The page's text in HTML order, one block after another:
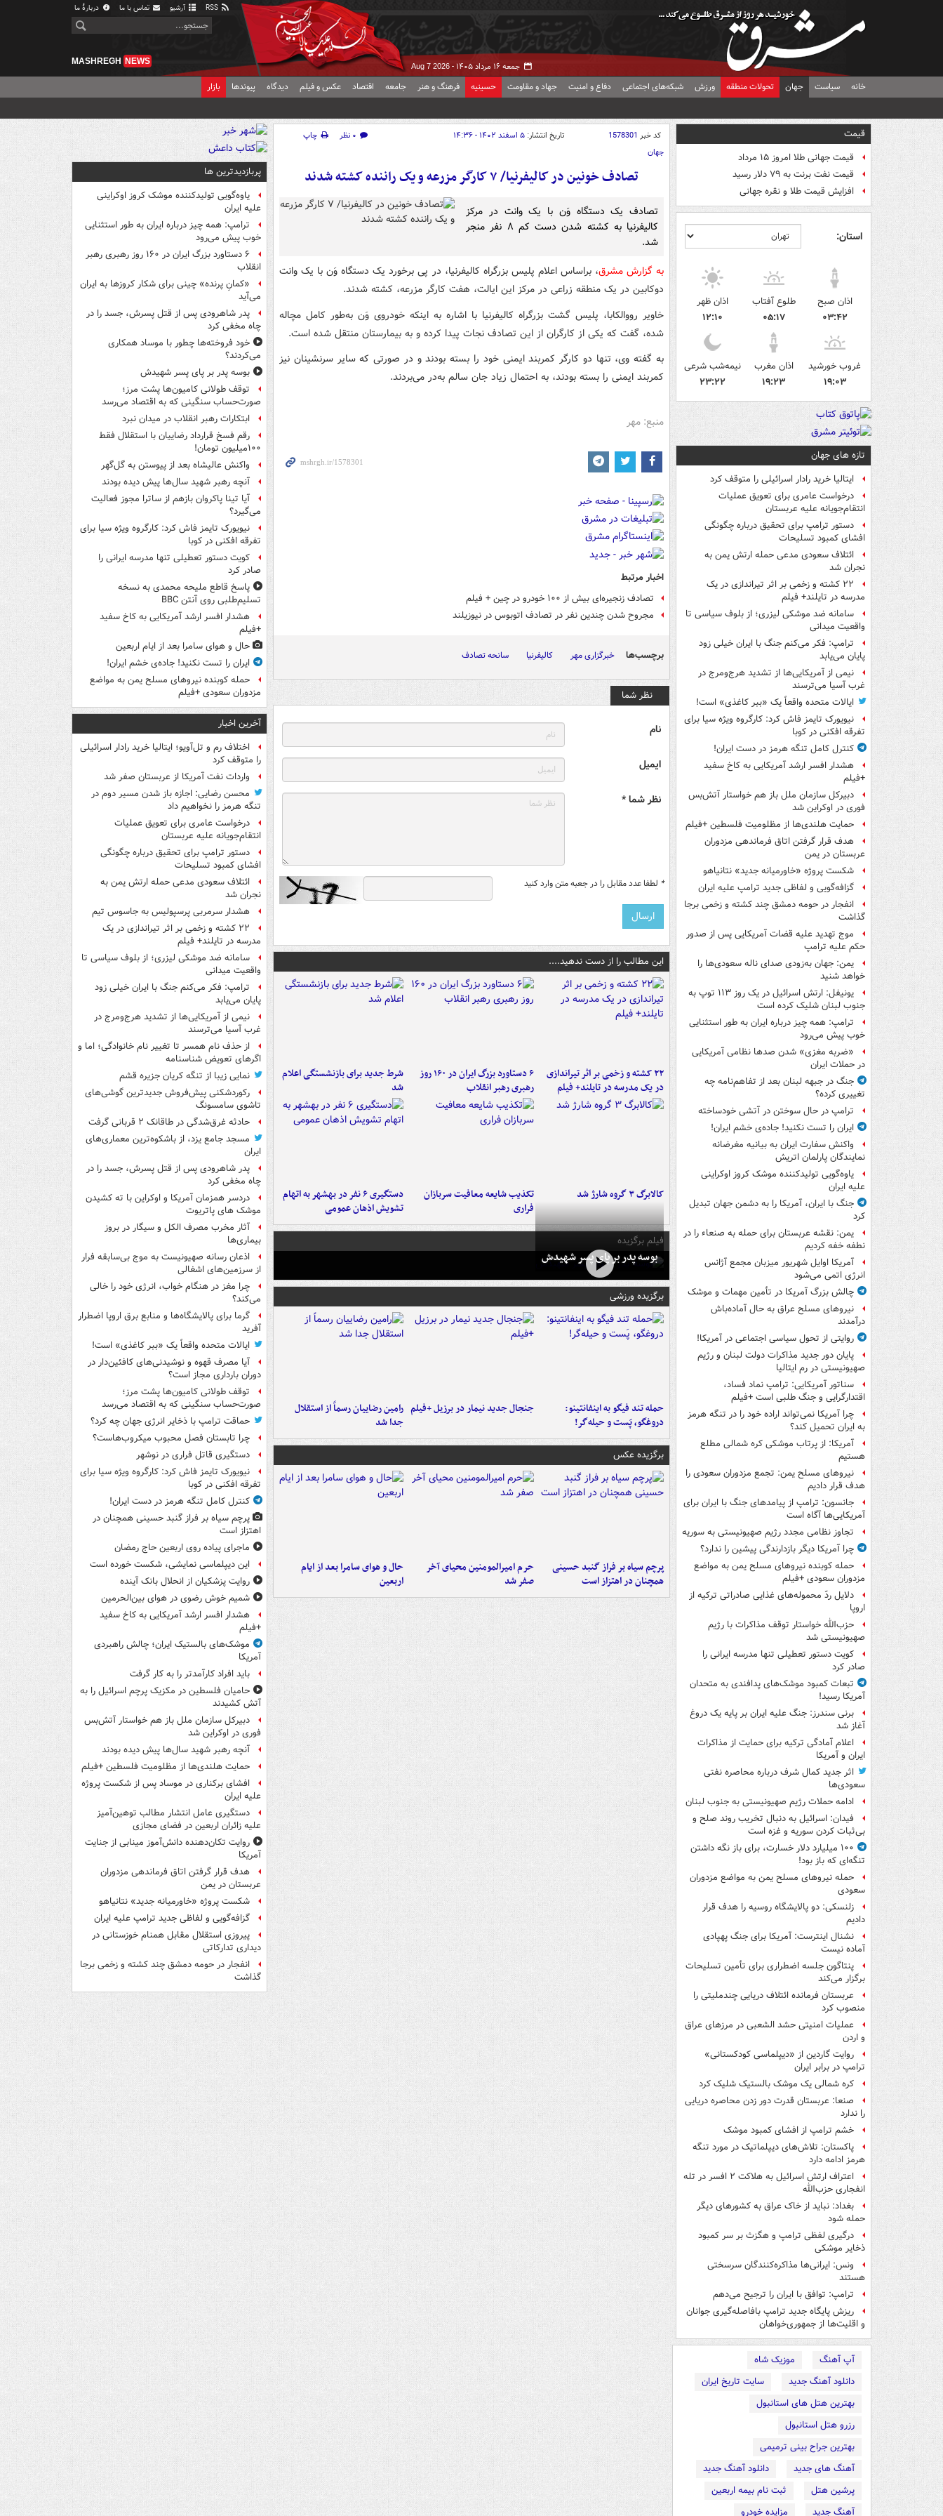
آرشیو تماس با ما دربارهٔ ما
جمعه ۱۶ مرداد ۱۴۰۵ - Aug 7 2026
MASHREGH NEWS
خانه سیاست جهان تحولات منطقه ورزش شبکه‌های اجتماعی دفاع و امنیت جهاد و مقاومت حسینیه فرهنگ و هنر جامعه اقتصاد عکس و فیلم دیدگاه پیوندها بازار
قیمت
قیمت جهانی طلا امروز ۱۵ مرداد
قیمت نفت برنت به ۷۹ دلار رسید
افزایش قیمت طلا و نقره جهانی
استان:
اذان صبح
۰۳:۴۲
طلوع آفتاب
۰۵:۱۷
اذان ظهر
۱۲:۱۰
غروب خورشید
۱۹:۰۳
اذان مغرب
۱۹:۲۳
نیمه‌شب شرعی
۲۳:۲۲
تازه های جهان
ایتالیا خرید رادار اسرائیلی را متوقف کرد
درخواست عامری برای تعویق عملیات
انتقام‌جویانه علیه عربستان
دستور ترامپ برای تحقیق درباره چگونگی
افشای کمبود تسلیحات
ائتلاف سعودی مدعی حمله ارتش یمن به
نجران شد
۲۲ کشته و زخمی بر اثر تیراندازی در یک
مدرسه در تایلند+ فیلم
سامانه ضد موشکی لیزری؛ از بلوف سیاسی تا
واقعیت میدانی
ترامپ: فکر می‌کنم جنگ با ایران خیلی زود
پایان می‌یابد
نیمی از آمریکایی‌ها از تشدید هرج‌ومرج در
غرب آسیا می‌ترسند
ایالات متحده واقعاً یک «ببر کاغذی» است!
نیویورک تایمز فاش کرد: کارگروه ویژه سیا برای
تفرقه افکنی در کوبا
کنترل کامل تنگه هرمز در دست ایران!
هشدار افسر ارشد آمریکایی به کاخ سفید
+فیلم
دبیرکل سازمان ملل باز هم خواستار آتش‌بس
فوری در اوکراین شد
حمایت هلندی‌ها از مظلومیت فلسطین +فیلم
هدف قرار گرفتن اتاق‌ فرماندهی مزدوران
عربستان در یمن
شکست پروژه «خاورمیانه جدید» نتانیاهو
گزافه‌گویی و لفاظی جدید ترامپ علیه ایران
انفجار در حومه دمشق چند کشته و زخمی برجا
گذاشت
موج تهدید علیه قضات آمریکایی پس از صدور
حکم علیه ترامپ
یمن: جهان به‌زودی صدای ناله سعودی‌ها را
خواهد شنید
یونیفل: ارتش اسرائیل در یک روز ۱۱۳ توپ به
جنوب لبنان شلیک کرده است
ترامپ: همه چیز درباره ایران به طور استثنایی
خوب پیش می‌رود
«ضربه مغزی» شدن صدها نظامی آمریکایی
در حملات ایران
جنگ در جبهه لبنان بعد از تفاهم‌نامه چه
تغییری کرده؟
ترامپ در حال سوختن در آتشی خودساخته
ایران را تست نکنید! جاده‌ی خشم ایران!
واکنش سفارت ایران به بیانیه مغرضانه
نمایندگان پارلمان اتریش
یاوه‌گویی تولیدکننده موشک کروز اوکراینی
علیه ایران
جنگ با ایران، آمریکا را به دشمن جهان تبدیل
کرد
یمن: نقشه عربستان برای حمله به صنعاء را در
نطفه خفه کردیم
آمریکا اوایل شهریور میزبان مجمع آژانس
انرژی اتمی می‌شود
چالش بزرگ آمریکا در تأمین مهمات و موشک
نیروهای مسلح عراق به حال آماده‌باش
درآمدند
روایتی از تحول سیاسی اجتماعی در آمریکا!
پایان دور جدید مذاکرات دولت لبنان و رژیم
صهیونیستی در رم ایتالیا
سناتور آمریکایی: ترامپ نماد فساد،
اقتدارگرایی و جنگ طلبی است +فیلم
چرا آمریکا نمی‌تواند اراده خود را در تنگه هرمز
به ایران تحمیل کند؟
آمریکا: از پرتاب موشکی کره شمالی مطلع
هستیم
نیروهای مسلح یمن: تجمع مزدوران سعودی را
هدف قرار دادیم
جانسون: ترامپ از پیامدهای جنگ با ایران برای
آمریکایی‌ها آگاه است
تجاوز نظامی مجدد رژیم صهیونیستی به سوریه
چرا آمریکا دیگر بازدارندگی پیشین را ندارد؟
حمله کوبنده نیروهای مسلح یمن به مواضع
مزدوران سعودی +فیلم
دلایل ردّ محموله‌های غذایی صادراتی ترکیه از
اروپا
حزب‌الله خواستار توقف مذاکرات با رژیم
صهیونیستی شد
کویت دستور تعطیلی تنها مدرسه ایرانی را
صادر کرد
تبعات کمبود موشک‌های پدافندی به متحدان
آمریکا رسید!
برنی سندرز: جنگ علیه ایران بر پایه یک دروغ
آغاز شد
اعلام آمادگی ترکیه برای حمایت از مذاکرات
ایران و آمریکا
اثر جدید کمال شرف درباره محاصره نفتی
سعودی‌ها
ادامه حملات رژیم صهیونیستی به جنوب لبنان
فیدان: اسرائیل به دنبال تخریب روند صلح و
بی‌ثبات کردن سوریه و غزه است
۱۰۰ میلیارد دلار خسارت، برای باز نگه داشتن
تنگه‌ای که باز بود!
حمله نیروهای مسلح یمن به مواضع مزدوران
سعودی
زلنسکی: دو پالایشگاه روسیه را هدف قرار
دادیم
نشنال اینترست: آمریکا برای جنگ پهپادی
آماده نیست
پنتاگون جلسه اضطراری برای تأمین تسلیحات
برگزار می‌کند
عربستان فرمانده ائتلاف دریایی چندملیتی را
منصوب کرد
عملیات امنیتی حشد الشعبی در مرزهای عراق
و اردن
روایت گاردین از «دیپلماسی کودکستانی»
ترامپ در برابر ایران
کره شمالی یک موشک بالستیک شلیک کرد
صنعا: عربستان قدرت دور زدن محاصره دریایی
را ندارد
خشم ترامپ از افشای کمبود موشک
پاکستان: تلاش‌های دیپلماتیک در مورد تنگه
هرمز ادامه دارد
اعتراف ارتش اسرائیل به هلاکت ۲ افسر در تله
انفجاری حزب‌الله
بغداد: نباید از خاک عراق به کشورهای دیگر
حمله شود
درگیری لفظی ترامپ و هگزث بر سر کمبود
ذخایر موشکی
ونس: ایرانی‌ها مذاکره‌کنندگان سرسختی
هستند
ترامپ: توافق با ایران را ترجیح می‌دهم
ریزش پایگاه جدید ترامپ بافاصله‌گیری جوانان
و اقلیت‌ها از جمهوری‌خواهان
آپ آهنگ
موزیک شاه
دانلود آهنگ جدید
سایت تاریخ ایران
بهترین هتل های استانبول
رزرو هتل استانبول
بهترین جراح بینی ترمیمی
آهنگ های جدید
دانلود آهنگ جدید
پرشین هتل
ثبت نام بیمه اربعین
آهنگ جدید
مزایده خودرو
کد خبر 1578301 تاریخ انتشار: ۵ اسفند ۱۴۰۲ - ۱۴:۳۶ ۰ نظر
چاپ
جهان
تصادف خونین در کالیفرنیا/ ۷ کارگر مزرعه و یک راننده کشته شدند
تصادف یک دستگاه وَن با یک وانت در مرکز
کالیفرنیا به کشته شدن دست کم ۸ نفر منجر
شد.
به گزارش مشرق، براساس اعلام پلیس بزرگراه کالیفرنیا، در پی برخورد یک دستگاه وَن با یک وانت
دوکابین در یک منطقه زراعی در مرکز این ایالت، هفت کارگر مزرعه، کشته شدند.
خاویر رووالکابا، پلیس گشت بزرگراه کالیفرنیا با اشاره به اینکه خودروی وَن به‌طور کامل مچاله
شده، گفت که یکی از کارگران از این تصادف نجات پیدا کرده و به بیمارستان منتقل شده است.
به گفته وی، تنها دو کارگر کمربند ایمنی خود را بسته بودند و در صورتی که سایر سرنشینان نیز
کمربند ایمنی را بسته بودند، به احتمال زیاد جان سالم به‌در می‌بردند.
منبع: مهر
اخبار مرتبط
تصادف زنجیره‌ای بیش از ۱۰۰ خودرو در چین + فیلم
مجروح شدن چندین نفر در تصادف اتوبوس در نیوزیلند
برچسب‌ها خبرگزاری مهر کالیفرنیا سانحه تصادف
نظر شما
نام
ایمیل
نظر شما *
* لطفا عدد مقابل را در جعبه متن وارد کنید
این مطالب را از دست ندهید....
۲۲ کشته و زخمی بر اثر تیراندازی
در یک مدرسه در تایلند+ فیلم
۶ دستاورد بزرگ ایران در ۱۶۰ روز
رهبری رهبر انقلاب
شرط جدید برای بازنشستگی اعلام
شد
کالابرگ ۳ گروه شارژ شد
تکذیب شایعه معافیت سربازان
فراری
دستگیری ۶ نفر در بهشهر به اتهام
تشویش اذهان عمومی
فیلم برگزیده
بوسه‌ پدر بر پای پسر شهیدش
برگزیده ورزشی
حمله تند فیگو به اینفانتینو:
دروغگو، پَست‌ و حیله‌گر!
جنجال جدید نیمار در برزیل +فیلم رامین رضاییان رسماً از استقلال
جدا شد
برگزیده عکس
پرچم سیاه بر فراز گنبد حسینی
همچنان در اهتزاز است
حرم امیرالمومنین محیای آخر
صفر شد
حال و هوای سامرا بعد از ایام
اربعین
پربازدیدترین ها
یاوه‌گویی تولیدکننده موشک کروز اوکراینی
علیه ایران
ترامپ: همه چیز درباره ایران به طور استثنایی
خوب پیش می‌رود
۶ دستاورد بزرگ ایران در ۱۶۰ روز رهبری رهبر
انقلاب
«کمانِ پرنده» چینی برای شکار کروزها به ایران
می‌آید
پدر شاهرودی پس از قتل پسرش، جسد را در
چاه مخفی کرد
خود فروخته‌ها چطور با موساد همکاری
می‌کردند؟
بوسه‌ پدر بر پای پسر شهیدش
توقف طولانی کامیون‌ها پشت مرز؛
صورت‌حساب سنگینی که به اقتصاد می‌رسد
ابتکارات رهبر انقلاب در میدان نبرد
رقم فسخ قرارداد رضاییان با استقلال فقط
۱۰۰میلیون تومان!
واکنش عالیشاه بعد از پیوستن به گل‌گهر
آنچه رهبر شهید سال‌ها پیش دیده بودند
آیا تینا پاکروان بازهم از ساترا مجوز فعالیت
می‌گیرد؟
نیویورک تایمز فاش کرد: کارگروه ویژه سیا برای
تفرقه افکنی در کوبا
کویت دستور تعطیلی تنها مدرسه ایرانی را
صادر کرد
پاسخ قاطع ملیحه محمدی به نسخه
تسلیم‌طلبی روی آنتن BBC
هشدار افسر ارشد آمریکایی به کاخ سفید
+فیلم
حال و هوای سامرا بعد از ایام اربعین
ایران را تست نکنید! جاده‌ی خشم ایران!
حمله کوبنده نیروهای مسلح یمن به مواضع
مزدوران سعودی +فیلم
آخرین اخبار
اختلاف رم و تل‌آویو؛ ایتالیا خرید رادار اسرائیلی
را متوقف کرد
واردات نفت آمریکا از عربستان صفر شد
محسن رضایی: اجازه باز شدن مسیر دوم در
تنگه هرمز را نخواهیم داد
درخواست عامری برای تعویق عملیات
انتقام‌جویانه علیه عربستان
دستور ترامپ برای تحقیق درباره چگونگی
افشای کمبود تسلیحات
ائتلاف سعودی مدعی حمله ارتش یمن به
نجران شد
هشدار سرمربی پرسپولیس به جاسوس تیم
۲۲ کشته و زخمی بر اثر تیراندازی در یک
مدرسه در تایلند+ فیلم
سامانه ضد موشکی لیزری؛ از بلوف سیاسی تا
واقعیت میدانی
ترامپ: فکر می‌کنم جنگ با ایران خیلی زود
پایان می‌یابد
نیمی از آمریکایی‌ها از تشدید هرج‌ومرج در
غرب آسیا می‌ترسند
از حذف نام همسر تا تغییر نام خانوادگی؛ اما و
اگرهای تعویض شناسنامه
نمایی زیبا از تنگه کریان جزیره قشم
رکوردشکنی پیش‌فروش جدیدترین گوشی‌های
تاشوی سامسونگ
حادثه غرق‌شدگی در طاقانک ۲ قربانی گرفت
مسجد جامع یزد، از باشکوه‌ترین معماری‌های
ایران
پدر شاهرودی پس از قتل پسرش، جسد را در
چاه مخفی کرد
دردسر همزمان آمریکا و اوکراین با ته کشیدن
موشک های پاتریوت
آثار مخرب مصرف الکل و سیگار در بروز
بیماری‌ها
اذعان رسانه صهیونیست به موج بی‌سابقه فرار
از سرزمین‌های اشغالی
چرا مغز در هنگام خواب، انرژی خود را خالی
می‌کند؟
گرما برای پالایشگاه‌ها و منابع برق اروپا اضطرار
آفرید
ایالات متحده واقعاً یک «ببر کاغذی» است!
آیا مصرف قهوه و نوشیدنی‌های کافئین‌دار در
دوران بارداری مجاز است؟
توقف طولانی کامیون‌ها پشت مرز؛
صورت‌حساب سنگینی که به اقتصاد می‌رسد
حماقت ترامپ با ذخایر انرژی جهان چه کرد؟
چرا تابستان فصل محبوب میکروب‌هاست؟
دستگیری قاتل فراری در نوشهر
نیویورک تایمز فاش کرد: کارگروه ویژه سیا برای
تفرقه افکنی در کوبا
کنترل کامل تنگه هرمز در دست ایران!
پرچم سیاه بر فراز گنبد حسینی همچنان در
اهتزاز است
ماجرای پیاده روی اربعین حاج رمضان
این دیپلماسی نمایشی، شکست خورده است
روایت پزشکیان از انحلال بانک آینده
شمیم خوش رضوی در هوای بین‌الحرمین
هشدار افسر ارشد آمریکایی به کاخ سفید
+فیلم
موشک‌های بالستیک ایران؛ چالش راهبردی
آمریکا
باید افراد کارآمدتر را به کار گرفت
حامیان فلسطین در مکزیک پرچم اسرائیل را به
آتش کشیدند
دبیرکل سازمان ملل باز هم خواستار آتش‌بس
فوری در اوکراین شد
آنچه رهبر شهید سال‌ها پیش دیده بودند
حمایت هلندی‌ها از مظلومیت فلسطین +فیلم
افشای برکناری در موساد پس از شکست پروژه
علیه ایران
دستگیری عامل انتشار مطالب توهین‌آمیز
علیه زائران اربعین در فضای مجازی
روایت تکان‌دهنده دانش‌آموز مینابی از جنایت
آمریکا
هدف قرار گرفتن اتاق‌ فرماندهی مزدوران
عربستان در یمن
شکست پروژه «خاورمیانه جدید» نتانیاهو
گزافه‌گویی و لفاظی جدید ترامپ علیه ایران
پیروزی استقلال مقابل همنام خوزستانی در
دیداری تدارکاتی
انفجار در حومه دمشق چند کشته و زخمی برجا
گذاشت